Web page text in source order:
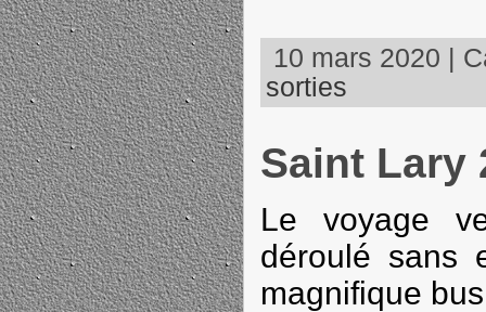
10 mars 2020 |
sorties
Saint Lary
Le voyage
déroulé sans
magnifique